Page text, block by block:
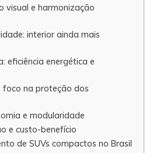
visual e harmonização
interior ainda mais
eficiência energética e
foco na proteção dos
e modularidade
e custo-benefício
de SUVs compactos no Brasil